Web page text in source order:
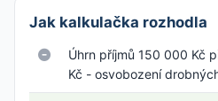
Jak kalkulačka rozhodla
Úhrn příjmů 150 000 Kč
Kč - osvobození